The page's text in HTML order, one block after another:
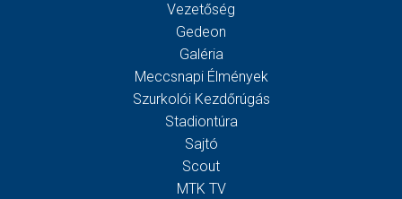
Vezetőség
Gedeon
Galéria
Meccsnapi Élmények
Szurkolói Kezdőrúgás
Stadiontúra
Sajtó
Scout
MTK TV